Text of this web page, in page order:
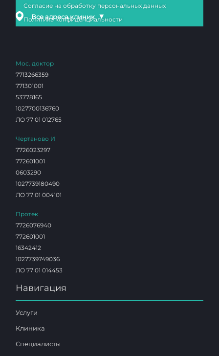
Все адреса клиник ▼
Согласие на обработку персональных данных
Политика конфиденциальности
Мос. доктор
7713266359
771301001
53778165
1027700136760
ЛО 77 01 012765
Чертаново И
7726023297
772601001
0603290
1027739180490
ЛО 77 01 004101
Протек
7726076940
772601001
16342412
1027739749036
ЛО 77 01 014453
Навигация
Услуги
Клиника
Специалисты